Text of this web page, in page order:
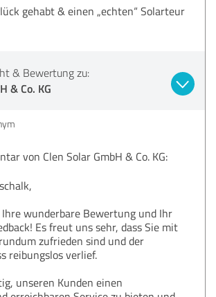
gehabt & einen „echten“ Solarteur
& Bewertung zu:
& Co. KG
von Clen Solar GmbH & Co. KG:
wunderbare Bewertung und Ihr
Es freut uns sehr, dass Sie mit
zufrieden sind und der
reibungslos verlief.
unseren Kunden einen